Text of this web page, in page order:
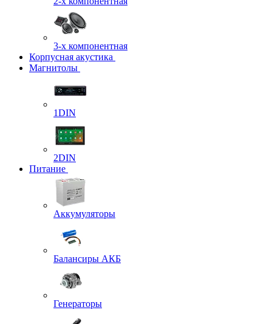
3-х компонентная
Корпусная акустика
Магнитолы
1DIN
2DIN
Питание
Аккумуляторы
Балансиры АКБ
Генераторы